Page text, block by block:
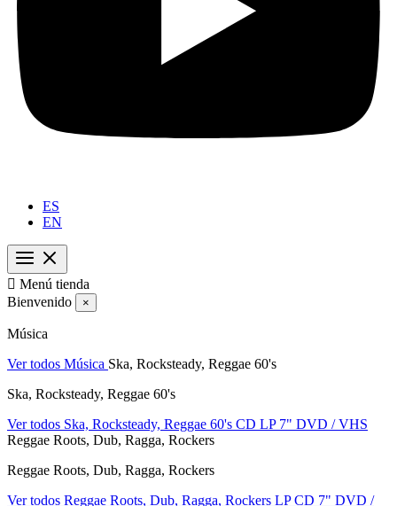
ES
EN
 Menú tienda
Bienvenido
×
Música
Ver todos Música Ska, Rocksteady, Reggae 60's
Ska, Rocksteady, Reggae 60's
Ver todos Ska, Rocksteady, Reggae 60's CD LP 7" DVD / VHS
Reggae Roots, Dub, Ragga, Rockers
Reggae Roots, Dub, Ragga, Rockers
Ver todos Reggae Roots, Dub, Ragga, Rockers LPCD 7" DVD /